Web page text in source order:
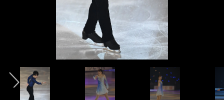
photo by Noto Sunao / Dreams on Ice 2023
「ドリーム・オン・アイス2022」厳選カット集も見る＞＞
三原舞依レビュー記事＞＞
photo by Noto Sunao / Dreams on Ice 2023
「ドリーム・オン・アイス2022」厳選カット集も見る＞＞
photo by Noto Sunao / Dreams on Ice 2023